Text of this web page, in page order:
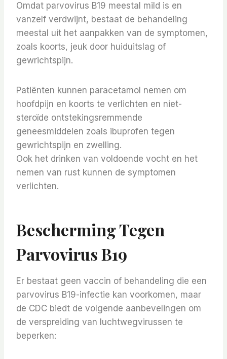
Omdat parvovirus B19 meestal mild is en
vanzelf verdwijnt, bestaat de behandeling
meestal uit het aanpakken van de symptomen,
zoals koorts, jeuk door huiduitslag of
gewrichtspijn.
Patiënten kunnen paracetamol nemen om
hoofdpijn en koorts te verlichten en niet-
steroïde ontstekingsremmende
geneesmiddelen zoals ibuprofen tegen
gewrichtspijn en zwelling.
Ook het drinken van voldoende vocht en het
nemen van rust kunnen de symptomen
verlichten.
Bescherming Tegen
Parvovirus B19
Er bestaat geen vaccin of behandeling die een
parvovirus B19-infectie kan voorkomen, maar
de CDC biedt de volgende aanbevelingen om
de verspreiding van luchtwegvirussen te
beperken: